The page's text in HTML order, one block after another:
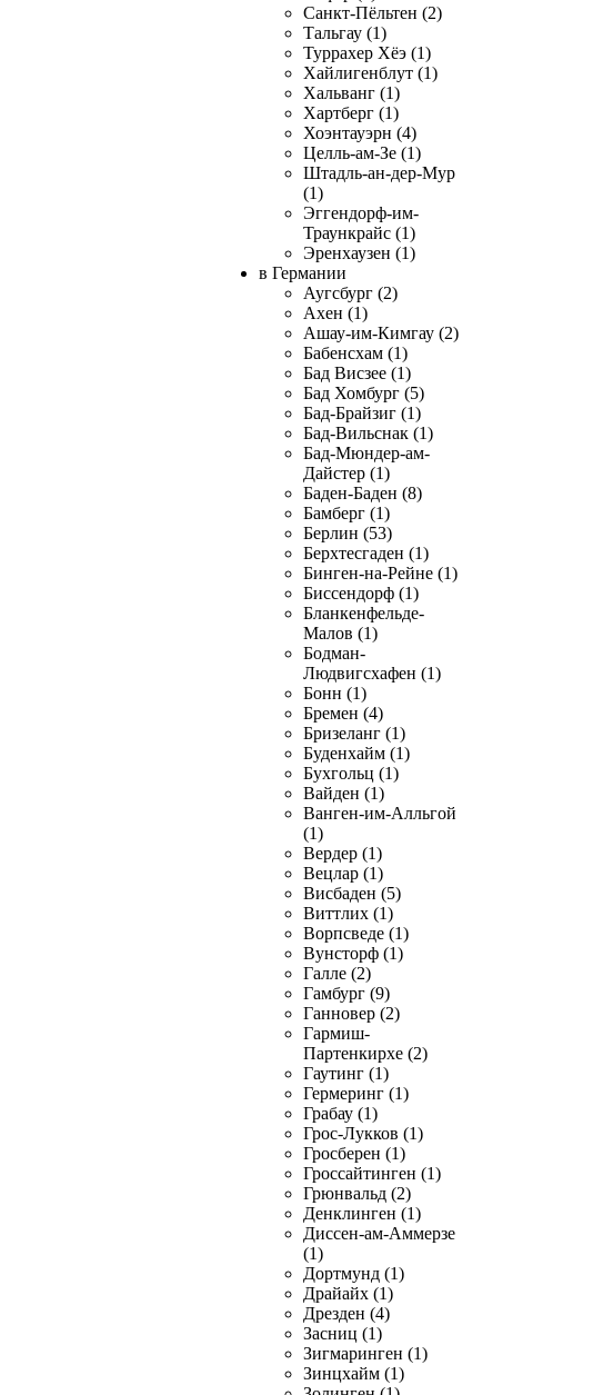
Санкт-Пёльтен (2)
Тальгау (1)
Туррахер Хёэ (1)
Хайлигенблут (1)
Хальванг (1)
Хартберг (1)
Хоэнтауэрн (4)
Целль-ам-Зе (1)
Штадль-ан-дер-Мур
(1)
Эггендорф-им-
Траункрайс (1)
Эренхаузен (1)
в Германии
Аугсбург (2)
Ахен (1)
Ашау-им-Кимгау (2)
Бабенсхам (1)
Бад Висзее (1)
Бад Хомбург (5)
Бад-Брайзиг (1)
Бад-Вильснак (1)
Бад-Мюндер-ам-
Дайстер (1)
Баден-Баден (8)
Бамберг (1)
Берлин (53)
Берхтесгаден (1)
Бинген-на-Рейне (1)
Биссендорф (1)
Бланкенфельде-
Малов (1)
Бодман-
Людвигсхафен (1)
Бонн (1)
Бремен (4)
Бризеланг (1)
Буденхайм (1)
Бухгольц (1)
Вайден (1)
Ванген-им-Алльгой
(1)
Вердер (1)
Вецлар (1)
Висбаден (5)
Виттлих (1)
Ворпсведе (1)
Вунсторф (1)
Галле (2)
Гамбург (9)
Ганновер (2)
Гармиш-
Партенкирхе (2)
Гаутинг (1)
Гермеринг (1)
Грабау (1)
Грос-Лукков (1)
Гросберен (1)
Гроссайтинген (1)
Грюнвальд (2)
Денклинген (1)
Диссен-ам-Аммерзе
(1)
Дортмунд (1)
Драйайх (1)
Дрезден (4)
Засниц (1)
Зигмаринген (1)
Зинцхайм (1)